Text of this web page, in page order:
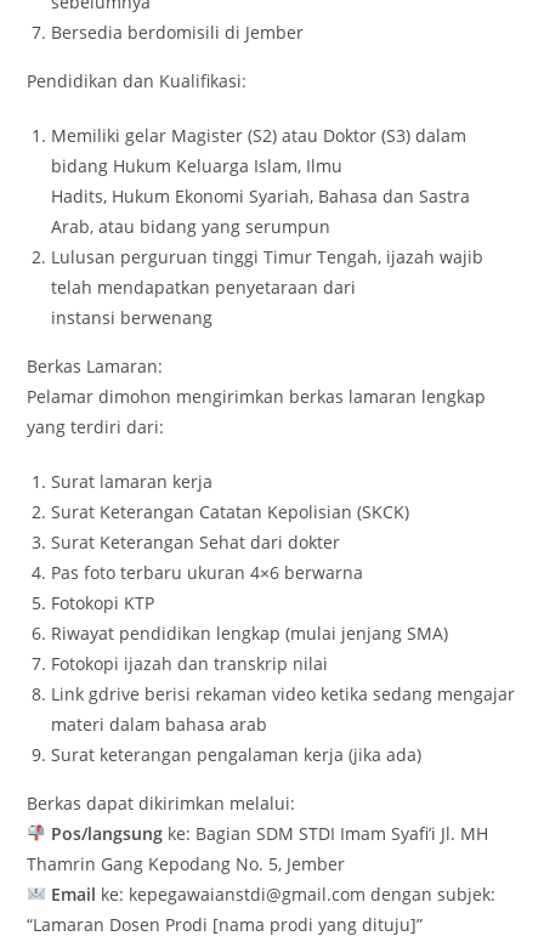
Bersedia berdomisili di Jember
Pendidikan dan Kualifikasi:
Memiliki gelar Magister (S2) atau Doktor (S3) dalam
bidang Hukum Keluarga Islam, Ilmu
Hadits, Hukum Ekonomi Syariah, Bahasa dan Sastra
Arab, atau bidang yang serumpun
Lulusan perguruan tinggi Timur Tengah, ijazah wajib
telah mendapatkan penyetaraan dari
instansi berwenang
Berkas Lamaran:
Pelamar dimohon mengirimkan berkas lamaran lengkap
yang terdiri dari:
Surat lamaran kerja
Surat Keterangan Catatan Kepolisian (SKCK)
Surat Keterangan Sehat dari dokter
Pas foto terbaru ukuran 4×6 berwarna
Fotokopi KTP
Riwayat pendidikan lengkap (mulai jenjang SMA)
Fotokopi ijazah dan transkrip nilai
Link gdrive berisi rekaman video ketika sedang mengajar
materi dalam bahasa arab
Surat keterangan pengalaman kerja (jika ada)
Berkas dapat dikirimkan melalui:
Pos/langsung ke: Bagian SDM STDI Imam Syafi’i Jl. MH
Thamrin Gang Kepodang No. 5, Jember
Email ke: kepegawaianstdi@gmail.com dengan subjek:
“Lamaran Dosen Prodi [nama prodi yang dituju]”